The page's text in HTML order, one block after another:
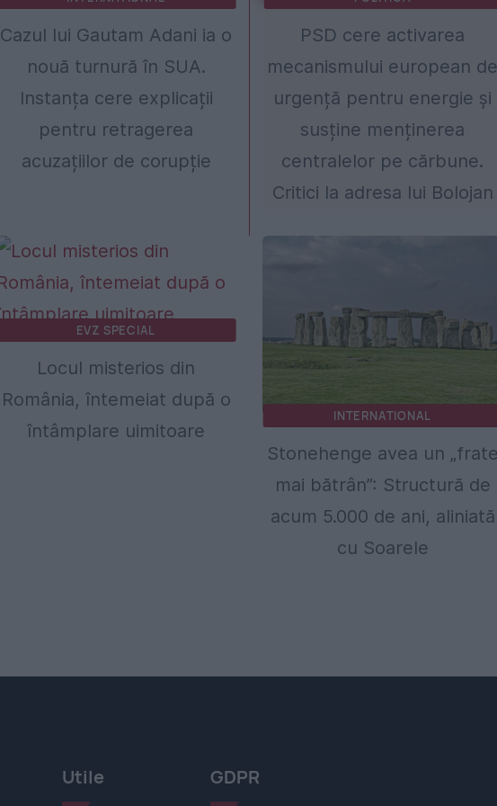
Cazul lui Gautam Adani ia o
nouă turnură în SUA.
Instanța cere explicații
pentru retragerea
acuzațiilor de corupție
PSD cere activarea
mecanismului european
urgență pentru energie și
susține menținerea
centralelor pe cărbune.
Critici la adresa lui Bolojan
EVZ SPECIAL
Locul misterios din
România, întemeiat după o
întâmplare uimitoare
INTERNATIONAL
Stonehenge avea un
mai bătrân”: Structură de
acum 5.000 de ani, aliniată
cu Soarele
Utile GDPR